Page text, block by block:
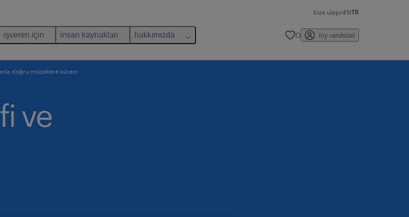
bize ulaşınENTR
işveren için insan kaynakları hakkımızda 0 my randstad
doğru müzakere süreci
ve